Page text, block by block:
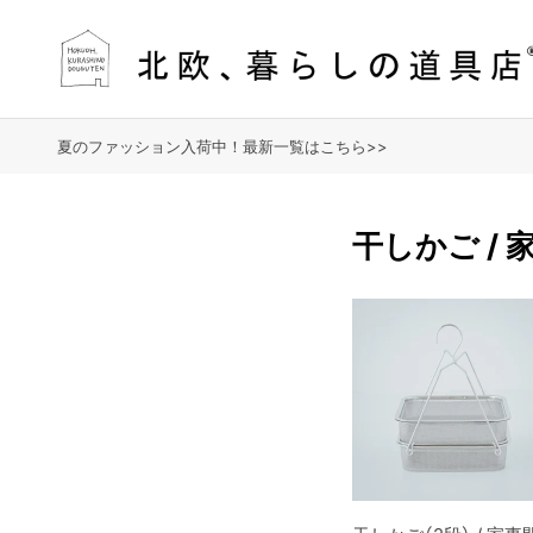
夏のファッション入荷中！最新一覧はこちら>>
干しかご /